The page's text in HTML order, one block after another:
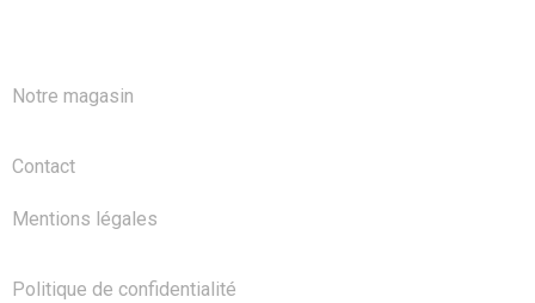
Notre magasin
Contact
Mentions légales
Politique de confidentialité